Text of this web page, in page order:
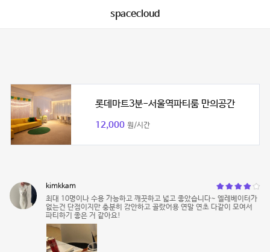
spacecloud
롯데마트3분-서울역파티룸 만의공간
12,000 원/시간
kimkkam
최대 10명이나 수용 가능하고 깨끗하고 넓고 좋았습니다~ 엘레베이터가
없는건 단점이지만 충분히 감안하고 골랐어용 연말 연초 다같이 모여서
파티하기 좋은 거 같아요!